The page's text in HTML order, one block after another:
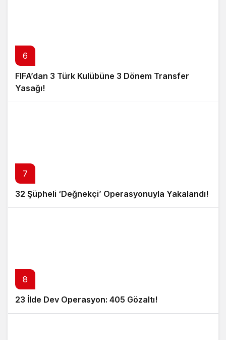
6
FIFA’dan 3 Türk Kulübüne 3 Dönem Transfer
Yasağı!
7
32 Şüpheli ‘Değnekçi’ Operasyonuyla Yakalandı!
8
23 İlde Dev Operasyon: 405 Gözaltı!